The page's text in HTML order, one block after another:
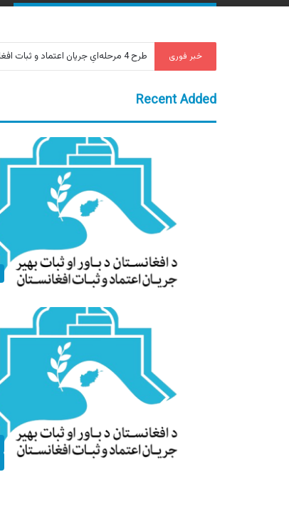
خبر فوری طرح 4 مرحله‌ایِ جریان اعتماد و ثبات افغانستان
Recent Added